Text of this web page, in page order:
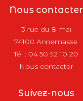
Nous contacter
3 rue du 8 mai
74100 Annemasse
Tél : 04 50 92 10 20
Nous contacter
Suivez-nous